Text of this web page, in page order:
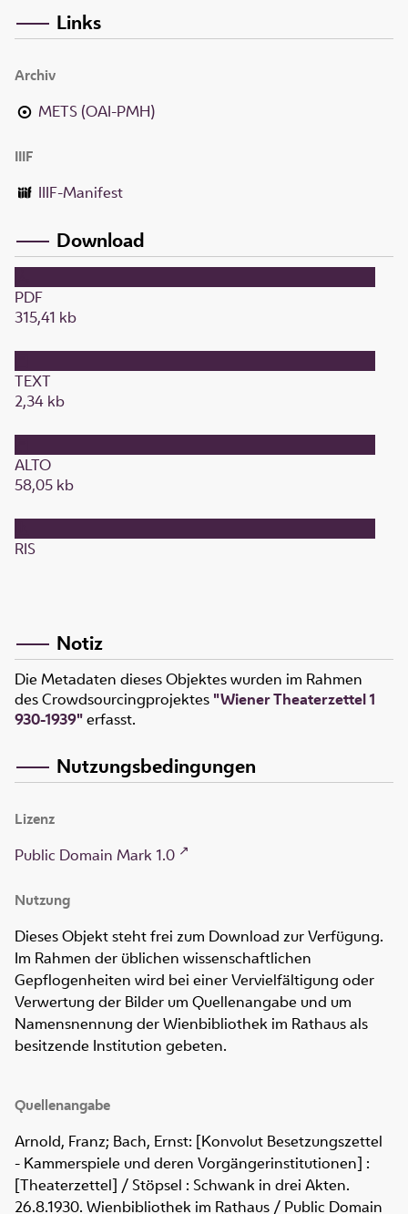
Links
Archiv
METS (OAI-PMH)
IIIF
IIIF-Manifest
Download
PDF
315,41 kb
TEXT
2,34 kb
ALTO
58,05 kb
RIS
Notiz
Die Metadaten dieses Objektes wurden im Rahmen
des Crowdsourcingprojektes "Wiener Theaterzettel 1
930-1939"erfasst.
Nutzungsbedingungen
Lizenz
Public Domain Mark 1.0
Nutzung
Dieses Objekt steht frei zum Download zur Verfügung.
Im Rahmen der üblichen wissenschaftlichen
Gepflogenheiten wird bei einer Vervielfältigung oder
Verwertung der Bilder um Quellenangabe und um
Namensnennung der Wienbibliothek im Rathaus als
besitzende Institution gebeten.
Quellenangabe
Arnold, Franz; Bach, Ernst: [Konvolut Besetzungszettel
- Kammerspiele und deren Vorgängerinstitutionen] :
[Theaterzettel] / Stöpsel : Schwank in drei Akten.
26.8.1930. Wienbibliothek im Rathaus / Public Domain